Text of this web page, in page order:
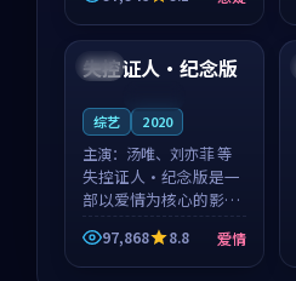
奏紧凑，值得推荐观
法国
失控证人·纪念版
综艺 2020
主演： 汤唯、刘亦菲 等
失控证人·纪念版是一
部以爱情为核心的影视
作品，围绕危机、反转
与人物成长展开，整体
节奏紧凑，值得推荐观
97,868 8.8 爱情